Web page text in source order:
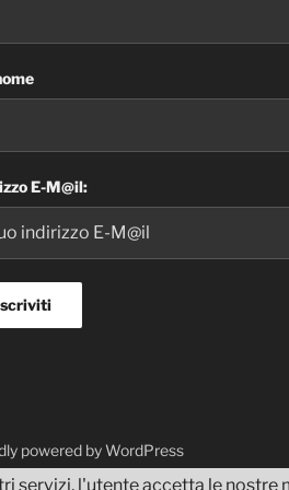
E-M@il:
powered by WordPress
servizi, l'utente accetta le nostre